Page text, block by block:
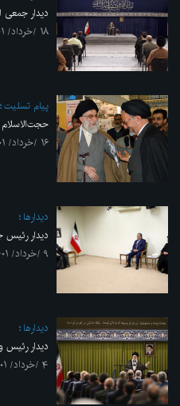
دیدار جمعی
۱۸ /خرداد/ ۱۴۰۱
پیام تسلیت
۱۶ /خرداد/ ۱۴۰۱
ديدارها
دیدار رئیس
۹ /خرداد/ ۱۴۰۱
ديدارها
دیدار رئیس
۴ /خرداد/ ۱۴۰۱